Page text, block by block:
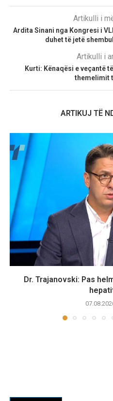
Artikulli i
Ardita Sinani nga Kongresi i
duhet të jetë
Artikulli i
Kurti: Kënaqësi e veçantë
themelimit
ARTIKUJ TË
Dr. Trajanovski: Pas